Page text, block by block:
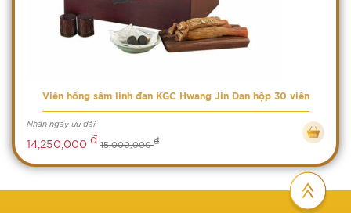
Viên hồng sâm linh đan KGC Hwang Jin Dan hộp 30 viên
Nhận ngay ưu đãi
14,250,000 đ 15,000,000đ